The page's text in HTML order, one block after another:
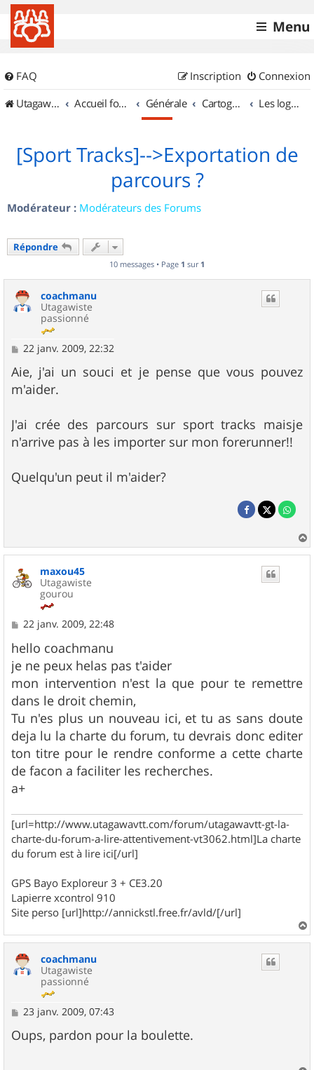
Menu
FAQ Connexion
Inscription
UtagawaVTT (Randos VTT et VTTAE avec traces GPS)
Accueil forum Générale Cartographie et GPS Les logiciels
[Sport Tracks]-->Exportation de
parcours ?
Modérateur : Modérateurs des Forums
Répondre
10 messages • Page 1 sur 1
coachmanu
Utagawiste
passionné
M
s
s
a
22 janv. 2009, 22:32
Aie, j'ai un souci et je pense que vous pouvez
m'aider.
J'ai crée des parcours sur sport tracks maisje
n'arrive pas à les importer sur mon forerunner!!
Quelqu'un peut il m'aider?
a
maxou45
Utagawiste
gourou
M
s
s
a
g
e
22 janv. 2009, 22:48
hello coachmanu
je ne peux helas pas t'aider
mon intervention n'est la que pour te remettre
dans le droit chemin,
Tu n'es plus un nouveau ici, et tu as sans doute
deja lu la charte du forum, tu devrais donc editer
ton titre pour le rendre conforme a cette charte
de facon a faciliter les recherches.
a+
[url=http://www.utagawavtt.com/forum/utagawavtt-gt-la-
charte-du-forum-a-lire-attentivement-vt3062.html]La charte
du forum est à lire ici[/url]
GPS Bayo Exploreur 3 + CE3.20
Lapierre xcontrol 910
Site perso [url]http://annickstl.free.fr/avld/[/url]
a
coachmanu
Utagawiste
passionné
M
s
s
23 janv. 2009, 07:43
Oups, pardon pour la boulette.